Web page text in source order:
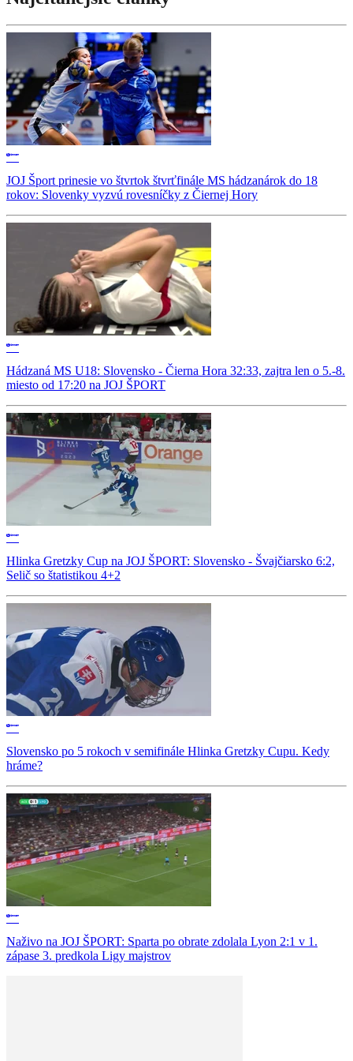
JOJ Šport prinesie vo štvrtok štvrťfinále MS hádzanárok do 18
rokov: Slovenky vyzvú rovesníčky z Čiernej Hory
Hádzaná MS U18: Slovensko - Čierna Hora 32:33, zajtra len o 5.-8.
miesto od 17:20 na JOJ ŠPORT
Hlinka Gretzky Cup na JOJ ŠPORT: Slovensko - Švajčiarsko 6:2,
Selič so štatistikou 4+2
Slovensko po 5 rokoch v semifinále Hlinka Gretzky Cupu. Kedy
hráme?
Naživo na JOJ ŠPORT: Sparta po obrate zdolala Lyon 2:1 v 1.
zápase 3. predkola Ligy majstrov